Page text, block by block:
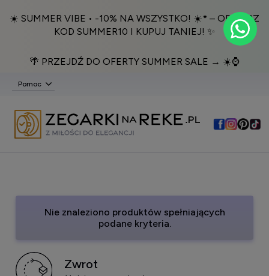
☀️ SUMMER VIBE • -10% NA WSZYSTKO! ☀️* – ODBIERZ
KOD SUMMER10 I KUPUJ TANIEJ! ✨
🌴 PRZEJDŹ DO OFERTY SUMMER SALE → ☀️⌚️
Pomoc
Nie znaleziono produktów spełniających
podane kryteria.
Zwrot